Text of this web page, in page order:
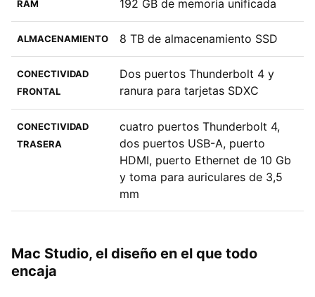
RAM 192 GB de memoria unificada
ALMACENAMIENTO 8 TB de almacenamiento SSD
CONECTIVIDAD
FRONTAL
Dos puertos Thunderbolt 4 y
ranura para tarjetas SDXC
CONECTIVIDAD
TRASERA
cuatro puertos Thunderbolt 4,
dos puertos USB-A, puerto
HDMI, puerto Ethernet de 10 Gb
y toma para auriculares de 3,5
mm
Mac Studio, el diseño en el que todo
encaja